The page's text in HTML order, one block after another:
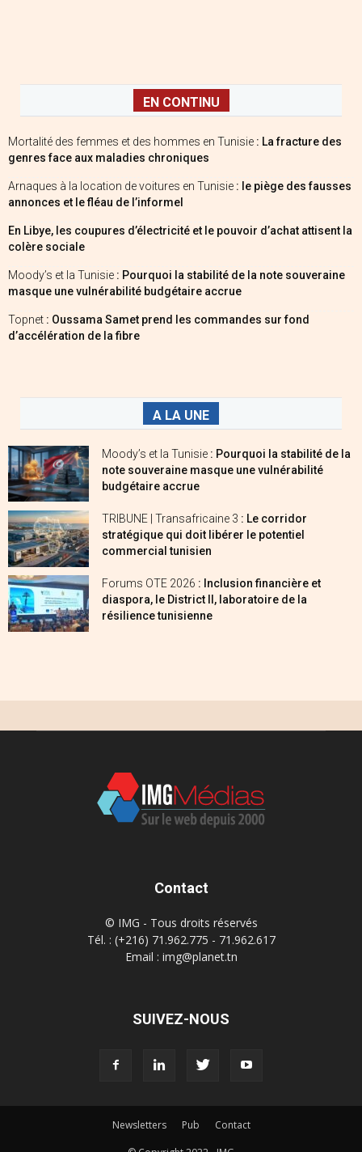
EN CONTINU
Mortalité des femmes et des hommes en Tunisie : La fracture des
genres face aux maladies chroniques
Arnaques à la location de voitures en Tunisie : le piège des fausses
annonces et le fléau de l’informel
En Libye, les coupures d’électricité et le pouvoir d’achat attisent la
colère sociale
Moody’s et la Tunisie : Pourquoi la stabilité de la note souveraine
masque une vulnérabilité budgétaire accrue
Topnet : Oussama Samet prend les commandes sur fond
d’accélération de la fibre
A LA UNE
Moody’s et la Tunisie : Pourquoi la stabilité de la
note souveraine masque une vulnérabilité
budgétaire accrue
TRIBUNE | Transafricaine 3 : Le corridor
stratégique qui doit libérer le potentiel
commercial tunisien
Forums OTE 2026 : Inclusion financière et
diaspora, le District II, laboratoire de la
résilience tunisienne
Contact
© IMG - Tous droits réservés
Tél. : (+216) 71.962.775 - 71.962.617
Email : img@planet.tn
SUIVEZ-NOUS
Newsletters Pub
Contact